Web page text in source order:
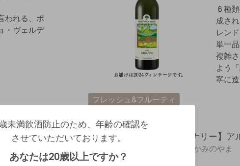
われる、ポ
・ヴェルデ
６種
成さ
レン
単一
複雑
よう
寧に
フレッシュ&フルーティ
生野菜・サラダに合う
【ウッディファーム&ワイナリー】ア
日本 山形県 上山市（かみのやま
し）
未満飲酒防止のため、年齢の確認を
させていただいております。
あなたは20歳以上ですか？
未満飲酒防止のため、年齢の確認を
させていただいております。
生年月日を入力してください。
グアウトします。よろしいですか？
動ログインの設定も解除されます。）